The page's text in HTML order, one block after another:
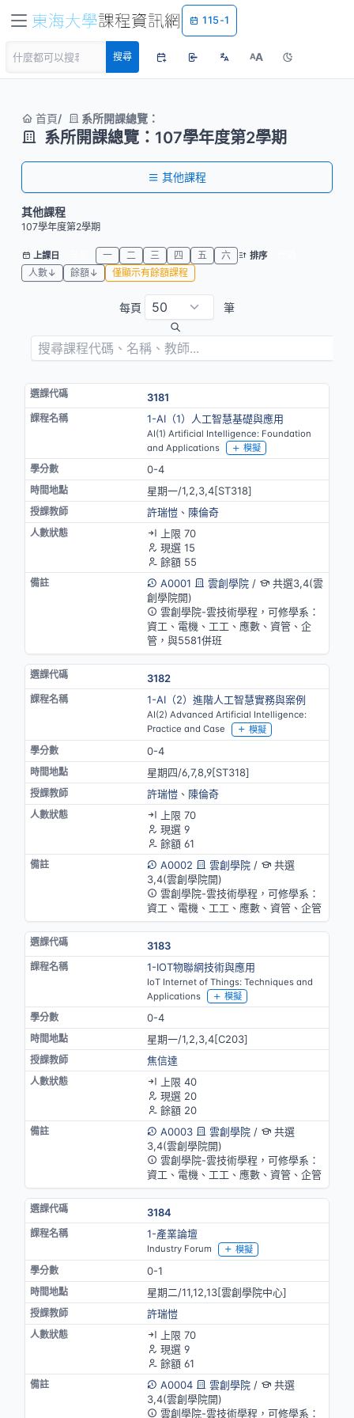
115-1
搜尋 AA
首頁 系所開課總覽：
系所開課總覽：107學年度第2學期
其他課程
其他課程
107學年度第2學期
上課日 一 二 三 四 五 六 排序
人數↓
餘額↓ 僅顯示有餘額課程
每頁 筆
3181
1-AI（1）人工智慧基礎與應用
AI(1) Artificial Intelligence: Foundation
and Applications
模擬
0-4
星期一/1,2,3,4[ST318]
許瑞愷、 陳倫奇
上限 70
現選 15
餘額 55
A0001
雲創學院/
共選3,4(雲
創學院開)
雲創學院-雲技術學程，可修學系：
資工、電機、工工、應數、資管、企
管，與5581併班
3182
1-AI（2）進階人工智慧實務與案例
AI(2) Advanced Artificial Intelligence:
Practice and Case
模擬
0-4
星期四/6,7,8,9[ST318]
許瑞愷、 陳倫奇
上限 70
現選 9
餘額 61
A0002
雲創學院/
共選
3,4(雲創學院開)
雲創學院-雲技術學程，可修學系：
資工、電機、工工、應數、資管、企管
3183
1-IOT物聯網技術與應用
IoT Internet of Things: Techniques and
Applications
模擬
0-4
星期一/1,2,3,4[C203]
焦信達
上限 40
現選 20
餘額 20
A0003
雲創學院/
共選
3,4(雲創學院開)
雲創學院-雲技術學程，可修學系：
資工、電機、工工、應數、資管、企管
3184
1-產業論壇
Industry Forum 模擬
0-1
星期二/11,12,13[雲創學院中心]
許瑞愷
上限 70
現選 9
餘額 61
A0004
雲創學院/
共選
3,4(雲創學院開)
雲創學院-雲技術學程，可修學系：